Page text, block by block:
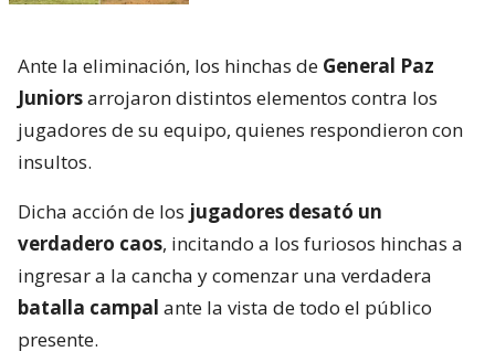
Ante la eliminación, los hinchas de General Paz
Juniorsarrojaron distintos elementos contra los
jugadores de su equipo, quienes respondieron con
insultos.
Dicha acción de los jugadores desató un
verdadero caos, incitando a los furiosos hinchas a
ingresar a la cancha y comenzar una verdadera
batalla campal ante la vista de todo el público
presente.